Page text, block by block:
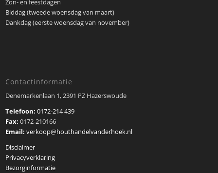
Zon- en feestdagen
Biddag (tweede woensdag van maart)
Dankdag (eerste woensdag van november)
Contactinformatie
Denemarkenlaan 1, 2391 PZ Hazerswoude
Telefoon:0172-214 439
Fax:0172-210166
Email: verkoop@houthandelvanderhoek.nl
Disclaimer
Privacyverklaring
Bezorginformatie